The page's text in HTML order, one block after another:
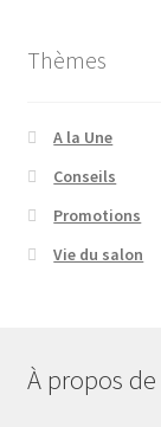
Thèmes
A la Une
Conseils
Promotions
Vie du salon
À propos